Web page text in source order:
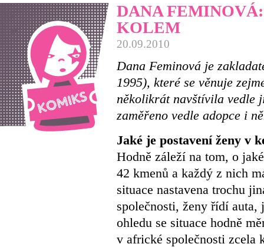
DANA
KOLEM
20.09.2010
Dana Feminová je
1995), které se věnuje
několikrát navštívila vedle
zaměřeno vedle adopce i
Jaké je postavení ženy v
Hodně záleží na tom, o
42 kmenů a každý z nich
situace nastavena trochu
společnosti, ženy řídí auta,
ohledu se situace hodně
v africké společnosti zcela